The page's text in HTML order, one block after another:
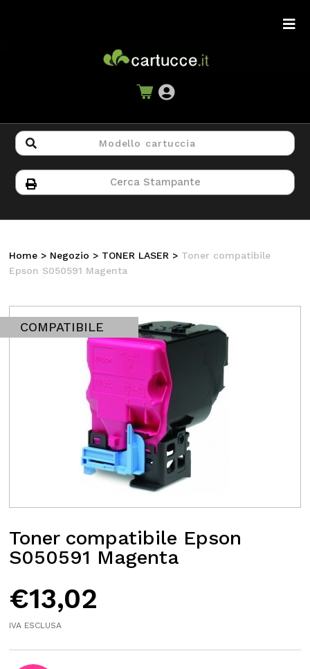
Home > Negozio > TONER LASER > Toner compatibile
Epson S050591 Magenta
COMPATIBILE
Toner compatibile Epson
S050591 Magenta
€13,02
IVA ESCLUSA